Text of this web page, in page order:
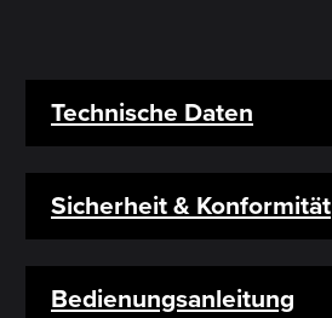
Technische Daten
Sicherheit & Konformität
Bedienungsanleitung